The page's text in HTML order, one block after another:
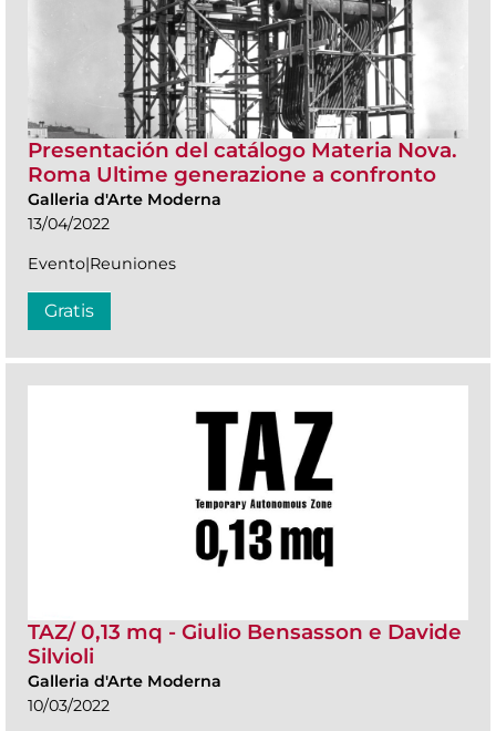
Presentación del catálogo Materia Nova.
Roma Ultime generazione a confronto
Galleria d'Arte Moderna
13/04/2022
Evento|Reuniones
Gratis
TAZ/ 0,13 mq - Giulio Bensasson e Davide
Silvioli
Galleria d'Arte Moderna
10/03/2022